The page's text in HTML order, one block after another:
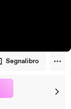
Segnalibro